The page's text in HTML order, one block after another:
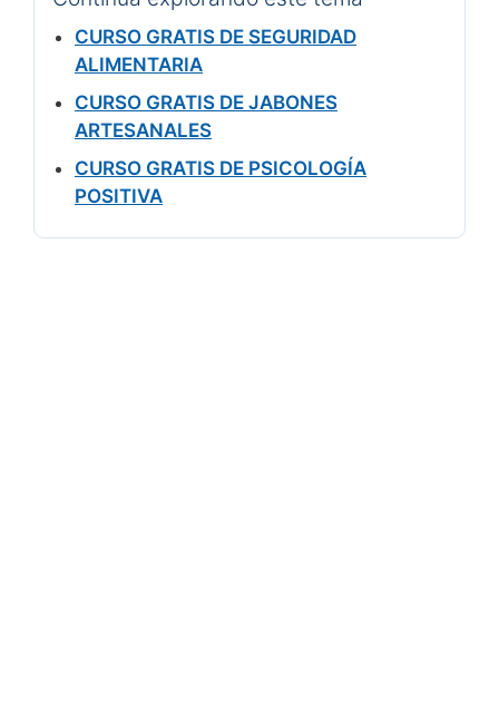
CURSO GRATIS DE SEGURIDAD
ALIMENTARIA
CURSO GRATIS DE JABONES
ARTESANALES
CURSO GRATIS DE PSICOLOGÍA
POSITIVA